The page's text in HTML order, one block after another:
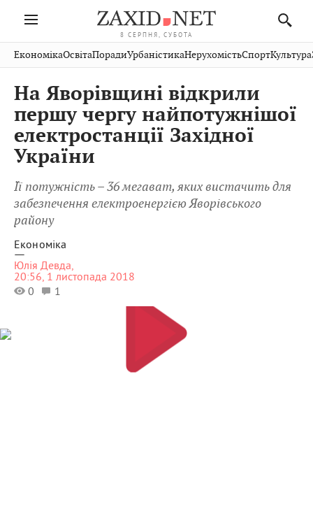
8 СЕРПНЯ, СУБОТА
Івано-
Франківськ
Тернопіль
Волинь
Закарпаття
Рівне
Чернівці
Шептицький
Стрий
Хмельницький
Вінниця
Публікації
Авто СловкоКультура
Кіно Дім СпортКраєзнавство
ФотоОсвітаНерухомість
Домашні
тварини
ЕкономікаОсвітаПорадиУрбаністикаНерухомістьСпортКультура
На Яворівщині відкрили
першу чергу найпотужнішої
електростанції Західної
України
Її потужність – 36 мегават, яких вистачить для
забезпечення електроенергією Яворівського
району
Економіка
—
Юлія Девда,
20:56, 1 листопада 2018
0
1